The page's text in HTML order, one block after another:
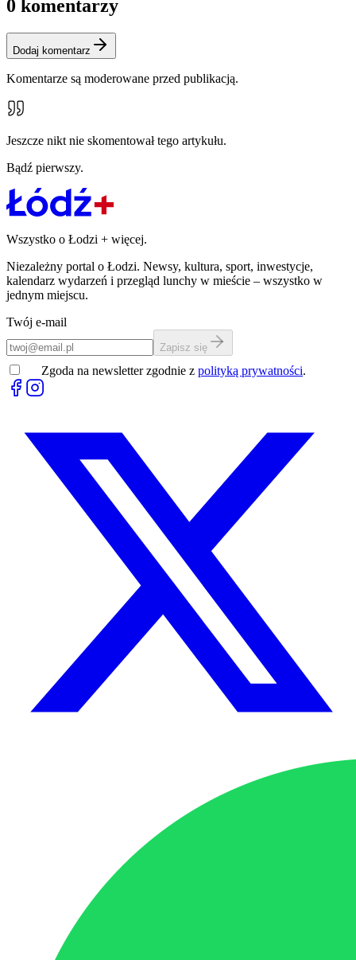
0 komentarzy
Dodaj komentarz
Komentarze są moderowane przed publikacją.
Jeszcze nikt nie skomentował tego artykułu.
Bądź pierwszy.
Wszystko o Łodzi + więcej.
Niezależny portal o Łodzi. Newsy, kultura, sport, inwestycje,
kalendarz wydarzeń i przegląd lunchy w mieście – wszystko w
jednym miejscu.
Twój e-mail
Zapisz się
Zgoda na newsletter zgodnie z polityką prywatności.